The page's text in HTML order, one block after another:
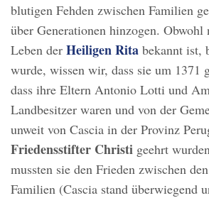
blutigen Fehden zwischen Familien
über Generationen hinzogen.
Leben der Heiligen Rita bekannt ist,
wurde, wissen wir, dass sie um 1371
dass ihre Eltern Antonio Lotti und
Landbesitzer waren und von der
unweit von Cascia in der Provinz
Friedensstifter Christi geehrt
mussten sie den Frieden zwischen den
Familien (Cascia stand überwiegend